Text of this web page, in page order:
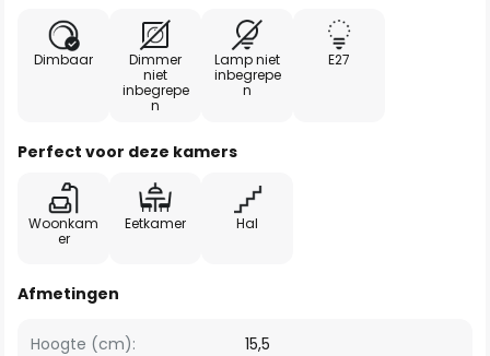
Dimbaar
Dimmer
niet
inbegrepe
n
Lamp niet
inbegrepe
n
E27
Perfect voor deze kamers
Woonkam
er
Eetkamer Hal
Afmetingen
Hoogte (cm):
15,5